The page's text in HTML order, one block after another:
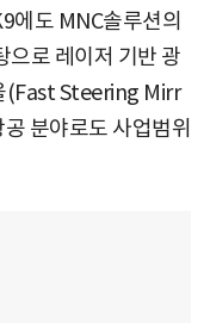
에도 MNC솔루션의
으로 레이저 기반 광
(Fast Steering Mirr
분야로도 사업범위